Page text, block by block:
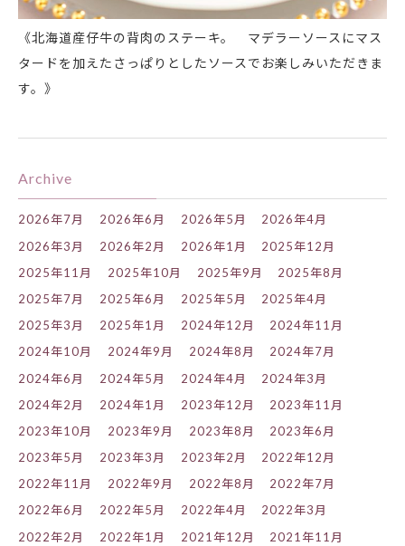
《北海道産仔牛の背肉のステーキ。 マデラーソースにマス
タードを加えたさっぱりとしたソースでお楽しみいただきま
す。》
Archive
2026年7月 2026年6月 2026年5月
2026年4月
2026年3月
2026年2月 2026年1月
2025年12月
2025年11月
2025年10月 2025年9月
2025年8月
2025年7月
2025年6月 2025年5月
2025年4月
2025年3月
2025年1月 2024年12月
2024年11月
2024年10月
2024年9月 2024年8月
2024年7月
2024年6月
2024年5月 2024年4月
2024年3月
2024年2月
2024年1月 2023年12月
2023年11月
2023年10月
2023年9月 2023年8月
2023年6月
2023年5月
2023年3月 2023年2月
2022年12月
2022年11月
2022年9月 2022年8月
2022年7月
2022年6月
2022年5月 2022年4月
2022年3月
2022年2月
2022年1月 2021年12月
2021年11月